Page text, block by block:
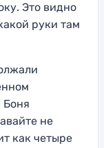
Это видно
руки там
Боня
не
как четыре